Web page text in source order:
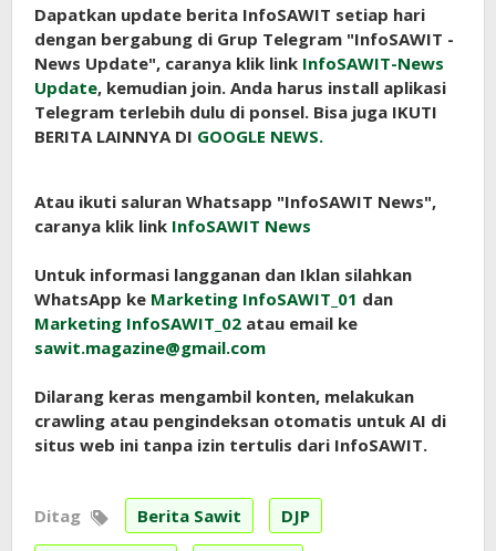
Dapatkan update berita InfoSAWIT setiap hari
dengan bergabung di Grup Telegram "InfoSAWIT -
News Update", caranya klik link InfoSAWIT-News
Update, kemudian join. Anda harus install aplikasi
Telegram terlebih dulu di ponsel. Bisa juga IKUTI
BERITA LAINNYA DI GOOGLE NEWS.
Atau ikuti saluran Whatsapp "InfoSAWIT News",
caranya klik link InfoSAWIT News
Untuk informasi langganan dan Iklan silahkan
WhatsApp ke Marketing InfoSAWIT_01 dan
Marketing InfoSAWIT_02 atau email ke
sawit.magazine@gmail.com
Dilarang keras mengambil konten, melakukan
crawling atau pengindeksan otomatis untuk AI di
situs web ini tanpa izin tertulis dari InfoSAWIT.
Ditag Berita Sawit DJP